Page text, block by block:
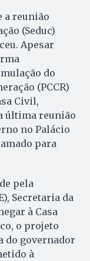
a reunião
(Seduc)
Apesar
do
(PCCR)
Civil,
última reunião
no Palácio
para
pela
Secretaria da
à Casa
o projeto
do governador
à